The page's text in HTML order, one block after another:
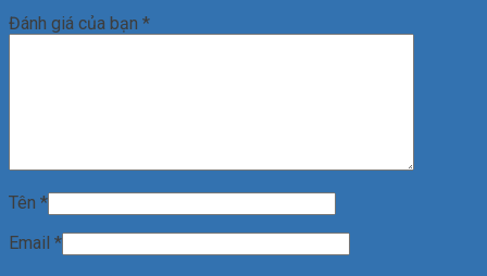
Đánh giá của bạn *
Tên *
Email *